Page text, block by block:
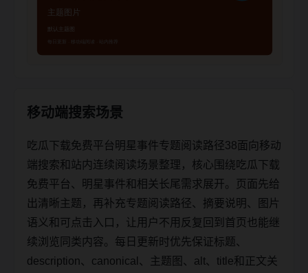
移动端搜索场景
吃瓜下载免费平台明星事件专题阅读路径38面向移动
端搜索和站内连续阅读场景整理，核心围绕吃瓜下载
免费平台、明星事件和相关长尾需求展开。页面先给
出清晰主题，再补充专题阅读路径、摘要说明、图片
语义和可点击入口，让用户不用反复回到首页也能继
续浏览同类内容。每日更新时优先保证标题、
description、canonical、主题图、alt、title和正文关